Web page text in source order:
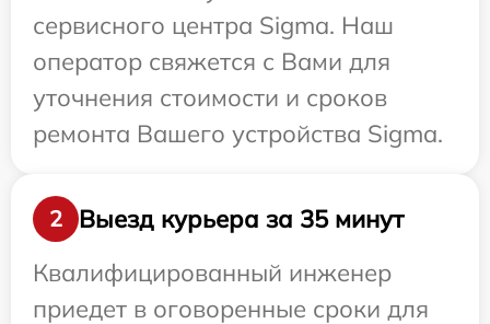
сервисного центра Sigma. Наш
оператор свяжется с Вами для
уточнения стоимости и сроков
ремонта Вашего устройства Sigma.
2
Выезд курьера за 35 минут
Квалифицированный инженер
приедет в оговоренные сроки для